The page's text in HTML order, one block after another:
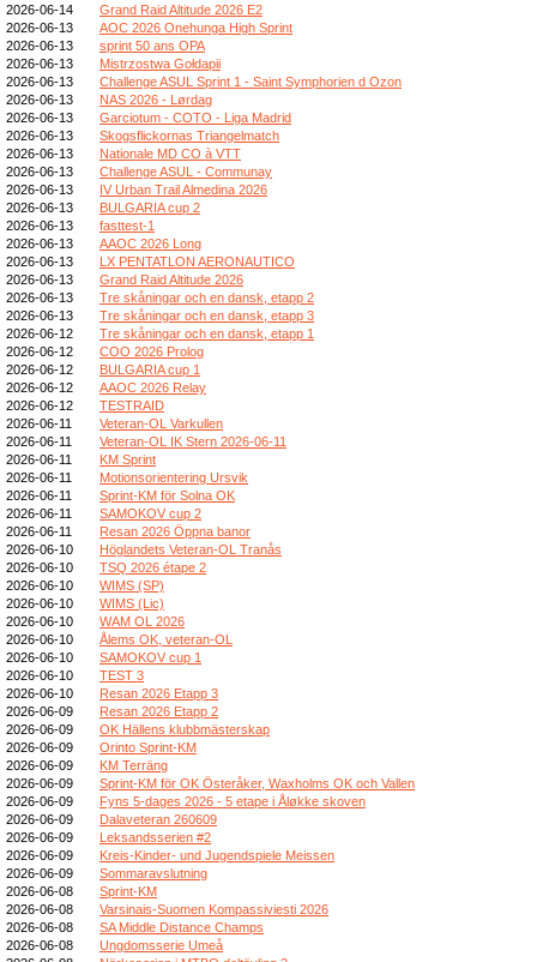
2026-06-14
Grand Raid Altitude 2026 E2
2026-06-13
AOC 2026 Onehunga High Sprint
2026-06-13
sprint 50 ans OPA
2026-06-13
Mistrzostwa Gołdapii
2026-06-13
Challenge ASUL Sprint 1 - Saint Symphorien d Ozon
2026-06-13
NAS 2026 - Lørdag
2026-06-13
Garciotum - COTO - Liga Madrid
2026-06-13
Skogsflickornas Triangelmatch
2026-06-13
Nationale MD CO à VTT
2026-06-13
Challenge ASUL - Communay
2026-06-13
IV Urban Trail Almedina 2026
2026-06-13
BULGARIA cup 2
2026-06-13
fasttest-1
2026-06-13
AAOC 2026 Long
2026-06-13
LX PENTATLON AERONAUTICO
2026-06-13
Grand Raid Altitude 2026
2026-06-13
Tre skåningar och en dansk, etapp 2
2026-06-13
Tre skåningar och en dansk, etapp 3
2026-06-12
Tre skåningar och en dansk, etapp 1
2026-06-12
COO 2026 Prolog
2026-06-12
BULGARIA cup 1
2026-06-12
AAOC 2026 Relay
2026-06-12
TESTRAID
2026-06-11
Veteran-OL Varkullen
2026-06-11
Veteran-OL IK Stern 2026-06-11
2026-06-11
KM Sprint
2026-06-11
Motionsorientering Ursvik
2026-06-11
Sprint-KM för Solna OK
2026-06-11
SAMOKOV cup 2
2026-06-11
Resan 2026 Öppna banor
2026-06-10
Höglandets Veteran-OL Tranås
2026-06-10
TSQ 2026 étape 2
2026-06-10
WIMS (SP)
2026-06-10
WIMS (Lic)
2026-06-10
WAM OL 2026
2026-06-10
Ålems OK, veteran-OL
2026-06-10
SAMOKOV cup 1
2026-06-10
TEST 3
2026-06-10
Resan 2026 Etapp 3
2026-06-09
Resan 2026 Etapp 2
2026-06-09
OK Hällens klubbmästerskap
2026-06-09
Orinto Sprint-KM
2026-06-09
KM Terräng
2026-06-09
Sprint-KM för OK Österåker, Waxholms OK och Vallen
2026-06-09
Fyns 5-dages 2026 - 5 etape i Åløkke skoven
2026-06-09
Dalaveteran 260609
2026-06-09
Leksandsserien #2
2026-06-09
Kreis-Kinder- und Jugendspiele Meissen
2026-06-09
Sommaravslutning
2026-06-08
Sprint-KM
2026-06-08
Varsinais-Suomen Kompassiviesti 2026
2026-06-08
SA Middle Distance Champs
2026-06-08
Ungdomsserie Umeå